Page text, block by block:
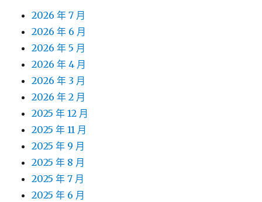
2026 年 7 月
2026 年 6 月
2026 年 5 月
2026 年 4 月
2026 年 3 月
2026 年 2 月
2025 年 12 月
2025 年 11 月
2025 年 9 月
2025 年 8 月
2025 年 7 月
2025 年 6 月